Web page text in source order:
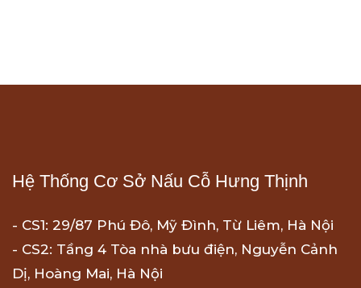
Hệ Thống Cơ Sở Nấu Cỗ Hưng Thịnh
- CS1: 29/87 Phú Đô, Mỹ Đình, Từ Liêm, Hà Nội
- CS2: Tầng 4 Tòa nhà bưu điện, Nguyễn Cảnh
Dị, Hoàng Mai, Hà Nội